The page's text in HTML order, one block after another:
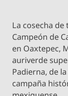
La cosecha
Campeón de
en Oaxtepec,
auriverde
Padierna, de
campaña